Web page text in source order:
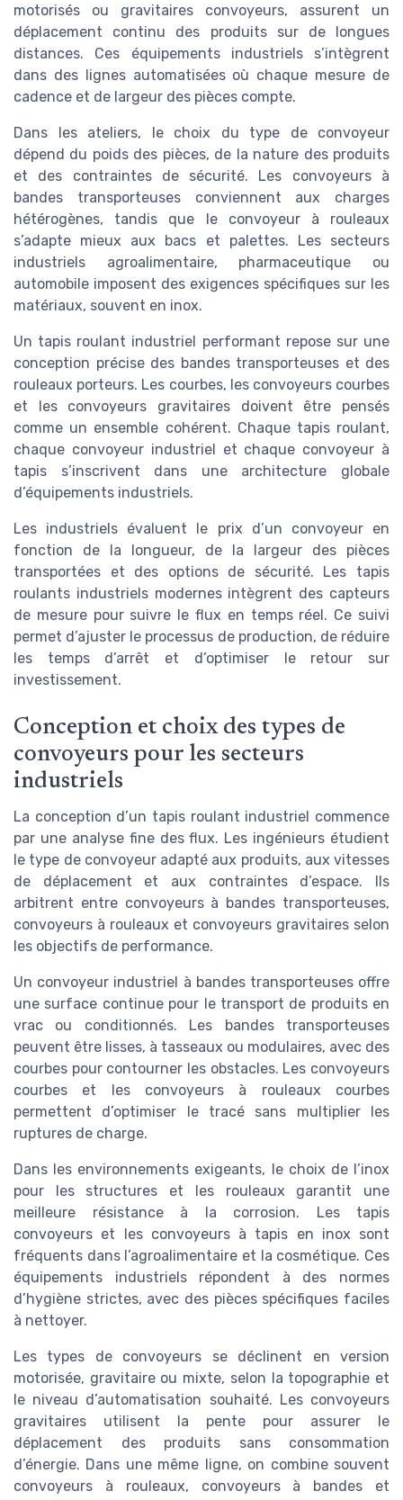
motorisés ou gravitaires convoyeurs, assurent un
déplacement continu des produits sur de longues
distances. Ces équipements industriels s’intègrent
dans des lignes automatisées où chaque mesure de
cadence et de largeur des pièces compte.
Dans les ateliers, le choix du type de convoyeur
dépend du poids des pièces, de la nature des produits
et des contraintes de sécurité. Les convoyeurs à
bandes transporteuses conviennent aux charges
hétérogènes, tandis que le convoyeur à rouleaux
s’adapte mieux aux bacs et palettes. Les secteurs
industriels agroalimentaire, pharmaceutique ou
automobile imposent des exigences spécifiques sur les
matériaux, souvent en inox.
Un tapis roulant industriel performant repose sur une
conception précise des bandes transporteuses et des
rouleaux porteurs. Les courbes, les convoyeurs courbes
et les convoyeurs gravitaires doivent être pensés
comme un ensemble cohérent. Chaque tapis roulant,
chaque convoyeur industriel et chaque convoyeur à
tapis s’inscrivent dans une architecture globale
d’équipements industriels.
Les industriels évaluent le prix d’un convoyeur en
fonction de la longueur, de la largeur des pièces
transportées et des options de sécurité. Les tapis
roulants industriels modernes intègrent des capteurs
de mesure pour suivre le flux en temps réel. Ce suivi
permet d’ajuster le processus de production, de réduire
les temps d’arrêt et d’optimiser le retour sur
investissement.
Conception et choix des types de
convoyeurs pour les secteurs
industriels
La conception d’un tapis roulant industriel commence
par une analyse fine des flux. Les ingénieurs étudient
le type de convoyeur adapté aux produits, aux vitesses
de déplacement et aux contraintes d’espace. Ils
arbitrent entre convoyeurs à bandes transporteuses,
convoyeurs à rouleaux et convoyeurs gravitaires selon
les objectifs de performance.
Un convoyeur industriel à bandes transporteuses offre
une surface continue pour le transport de produits en
vrac ou conditionnés. Les bandes transporteuses
peuvent être lisses, à tasseaux ou modulaires, avec des
courbes pour contourner les obstacles. Les convoyeurs
courbes et les convoyeurs à rouleaux courbes
permettent d’optimiser le tracé sans multiplier les
ruptures de charge.
Dans les environnements exigeants, le choix de l’inox
pour les structures et les rouleaux garantit une
meilleure résistance à la corrosion. Les tapis
convoyeurs et les convoyeurs à tapis en inox sont
fréquents dans l’agroalimentaire et la cosmétique. Ces
équipements industriels répondent à des normes
d’hygiène strictes, avec des pièces spécifiques faciles
à nettoyer.
Les types de convoyeurs se déclinent en version
motorisée, gravitaire ou mixte, selon la topographie et
le niveau d’automatisation souhaité. Les convoyeurs
gravitaires utilisent la pente pour assurer le
déplacement des produits sans consommation
d’énergie. Dans une même ligne, on combine souvent
convoyeurs à rouleaux, convoyeurs à bandes et